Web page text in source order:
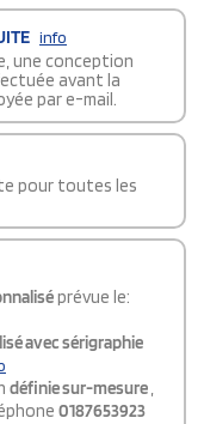
info
une conception
avant la
par e-mail.
pour toutes les
prévue le:
avec sérigraphie
définie sur-mesure,
0187653923